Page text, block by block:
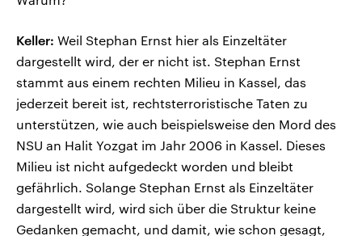
Keller: Weil Stephan Ernst hier als Einzeltäter
dargestellt wird, der er nicht ist. Stephan Ernst
stammt aus einem rechten Milieu in Kassel, das
jederzeit bereit ist, rechtsterroristische Taten zu
unterstützen, wie auch beispielsweise den Mord des
NSU an Halit Yozgat im Jahr 2006 in Kassel. Dieses
Milieu ist nicht aufgedeckt worden und bleibt
gefährlich. Solange Stephan Ernst als Einzeltäter
dargestellt wird, wird sich über die Struktur keine
Gedanken gemacht, und damit, wie schon gesagt,